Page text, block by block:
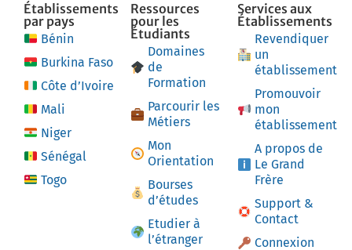
Établissements
par pays
Bénin
Burkina Faso
Côte d’Ivoire
Mali
Niger
Sénégal
Togo
Ressources
pour les
Étudiants
Domaines
de
Formation
Parcourir les
Métiers
Mon
Orientation
Bourses
d’études
Etudier à
l’étranger
Services aux
Établissements
Revendiquer
un
établissement
Promouvoir
mon
établissement
A propos de
Le Grand
Frère
Support &
Contact
Connexion